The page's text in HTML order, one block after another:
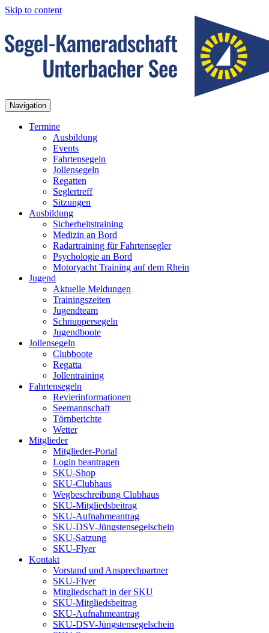
Skip to content
Navigation
Termine
Ausbildung
Events
Fahrtensegeln
Jollensegeln
Regatten
Seglertreff
Sitzungen
Ausbildung
Sicherheitstraining
Medizin an Bord
Radartraining für Fahrtensegler
Psychologie an Bord
Motoryacht Training auf dem Rhein
Jugend
Aktuelle Meldungen
Trainingszeiten
Jugendteam
Schnuppersegeln
Jugendboote
Jollensegeln
Clubboote
Regatta
Jollentraining
Fahrtensegeln
Revierinformationen
Seemannschaft
Törnberichte
Wetter
Mitglieder
Mitglieder-Portal
Login beantragen
SKU-Shop
SKU-Clubhaus
Wegbeschreibung Clubhaus
SKU-Mitgliedsbeitrag
SKU-Aufnahmeantrag
SKU-DSV-Jüngstensegelschein
SKU-Satzung
SKU-Flyer
Kontakt
Vorstand und Ansprechpartner
SKU-Flyer
Mitgliedschaft in der SKU
SKU-Mitgliedsbeitrag
SKU-Aufnahmeantrag
SKU-DSV-Jüngstensegelschein